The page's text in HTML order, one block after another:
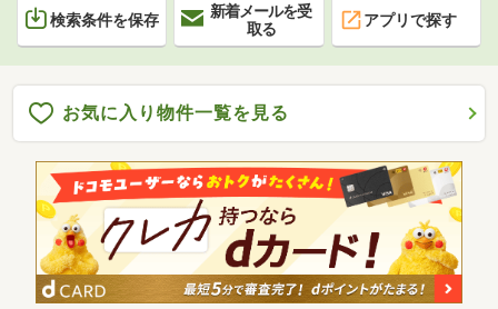
検索条件を保存
新着メールを受
取る
アプリで探す
お気に入り物件一覧を見る